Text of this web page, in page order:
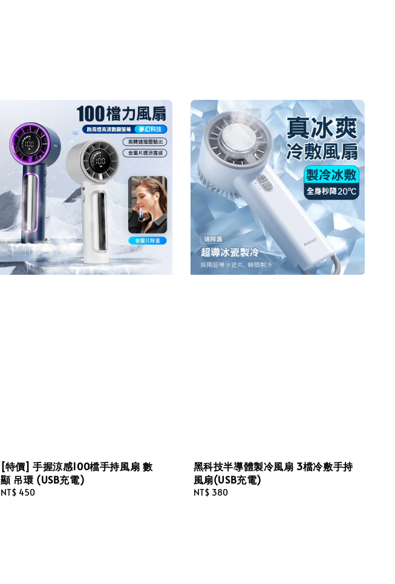
[特價] 手握涼感100檔手持風扇 數
顯 吊環 (USB充電)
Regular
NT$ 450
黑科技半導體製冷風扇 3檔冷敷手持
風扇(USB充電)
Regular
NT$ 380